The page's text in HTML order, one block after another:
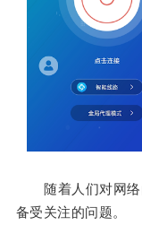
随着人们对网络
备受关注的问题。